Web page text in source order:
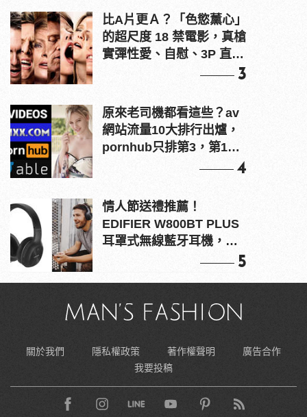
比A片更Ａ？「色慾薰心」
的超尺度 18 禁電影，真槍
實彈性愛、自慰、3P 直接
3
原來老司機都看這些？av
網站流量10大排行出爐，
pornhub只排第3，第1名
4
情人節送禮推薦！
EDIFIER W800BT PLUS
耳罩式無線藍牙耳機，在
5
關於我們 隱私權政策 著作權聲明
廣告合作
我要投稿